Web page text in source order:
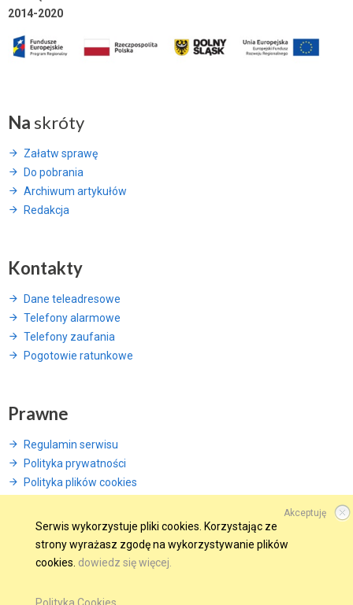
2014-2020
Na skróty
Załatw sprawę
Do pobrania
Archiwum artykułów
Redakcja
Kontakty
Dane teleadresowe
Telefony alarmowe
Telefony zaufania
Pogotowie ratunkowe
Prawne
Regulamin serwisu
Polityka prywatności
Polityka plików cookies
© 2015 Wszelkie prawa zastrzeżone.
GMINA W SIECIOBSERWUJ NAS NA
Akceptuję
Serwis wykorzystuje pliki cookies. Korzystając ze
strony wyrażasz zgodę na wykorzystywanie plików
cookies. dowiedz się więcej.